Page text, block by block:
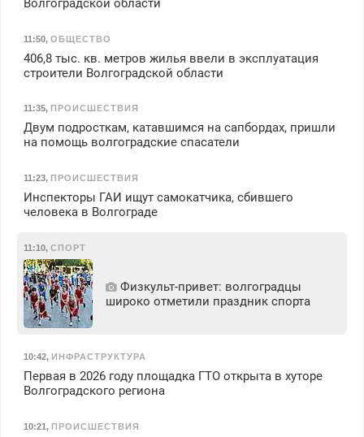
Волгоградской области
11:50, ОБЩЕСТВО
406,8 тыс. кв. метров жилья ввели в эксплуатация
строители Волгоградской области
11:35, ПРОИСШЕСТВИЯ
Двум подросткам, катавшимся на сапбордах, пришли
на помощь волгоградские спасатели
11:23, ПРОИСШЕСТВИЯ
Инспекторы ГАИ ищут самокатчика, сбившего
человека в Волгограде
11:10, СПОРТ
Физкульт‑привет: волгоградцы
широко отметили праздник спорта
10:42, ИНФРАСТРУКТУРА
Первая в 2026 году площадка ГТО открыта в хуторе
Волгоградского региона
10:21, ПРОИСШЕСТВИЯ